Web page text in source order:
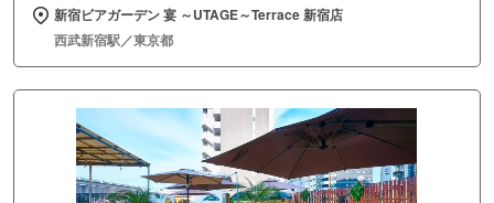
新宿ビアガーデン 宴 ～UTAGE～Terrace 新宿店
西武新宿駅／東京都